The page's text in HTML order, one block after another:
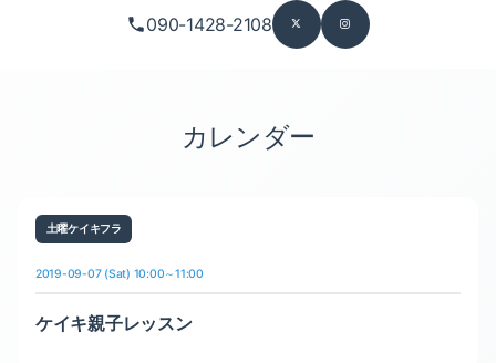
090-1428-2108
カレンダー
土曜ケイキフラ
2019-09-07 (Sat) 10:00～11:00
ケイキ親子レッスン